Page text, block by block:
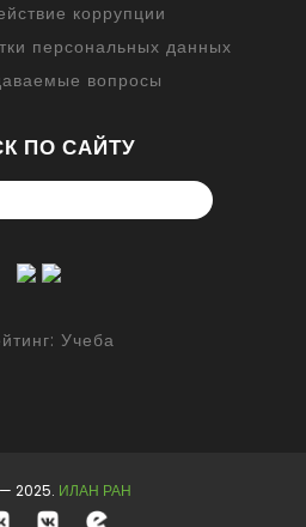
коррупции
персональных данных
вопросы
ПО САЙТУ
2025. ИЛАН РАН